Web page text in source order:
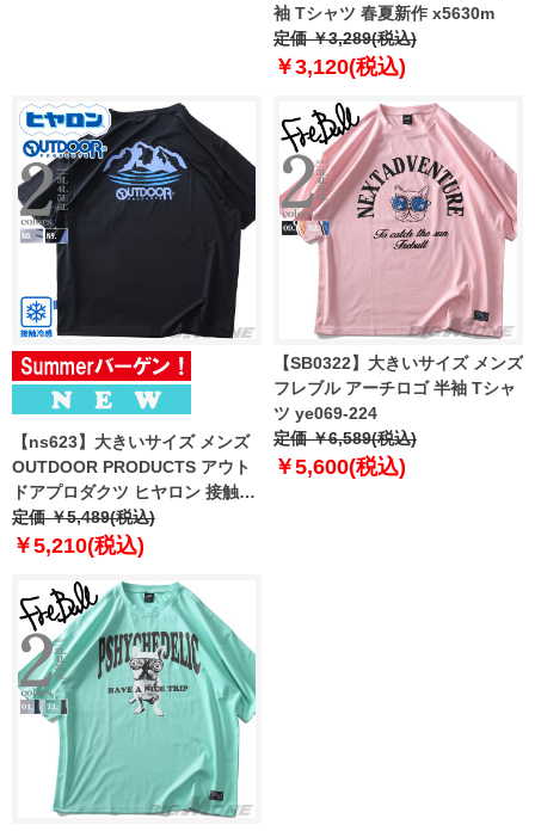
袖 Tシャツ 春夏新作 x5630m
定価 ￥3,289(税込)
￥3,120(税込)
【ns623】大きいサイズ メンズ
OUTDOOR PRODUCTS アウト
ドアプロダクツ ヒヤロン 接触冷
感 半袖 Tシャツ 春夏新作
x563ae
定価 ￥5,489(税込)
￥5,210(税込)
【SB0322】大きいサイズ メンズ
フレブル アーチロゴ 半袖 Tシャ
ツ ye069-224
定価 ￥6,589(税込)
￥5,600(税込)